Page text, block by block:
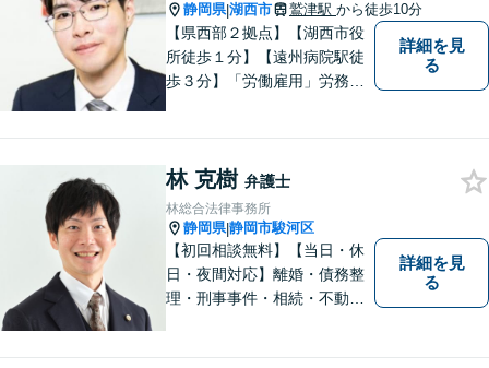
静岡県|湖西市 鷲津駅 から徒歩10分
【県西部２拠点】【湖西市役
所徒歩１分】【遠州病院駅徒
歩３分】「労働雇用」労務関
すべてお任せください／「交
通事故」損害賠償額を増額！
【夜間休日対応】【電話相
談】
詳細を見
る
林 克樹 弁護士
林総合法律事務所
静岡県|静岡市駿河区
【初回相談無料】【当日・休
日・夜間対応】離婚・債務整
理・刑事事件・相続・不動産
詳細を見
る